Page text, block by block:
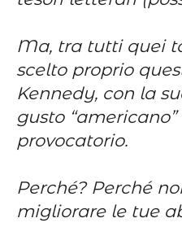
Ma, tra tutti quei
scelto proprio
Kennedy, con la
gusto
provocatorio.
Perché? Perché
migliorare le tue